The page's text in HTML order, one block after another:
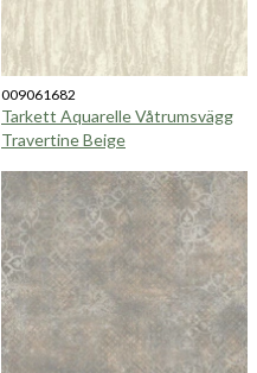
009061682
Tarkett Aquarelle Våtrumsvägg
Travertine Beige